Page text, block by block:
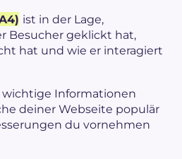
ist in der Lage,
Besucher geklickt hat,
hat und wie er interagiert
Informationen
deiner Webseite populär
du vornehmen